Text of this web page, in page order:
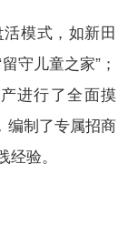
模式，如新田
守儿童之家”；
进行了全面摸
编制了专属招商
验。